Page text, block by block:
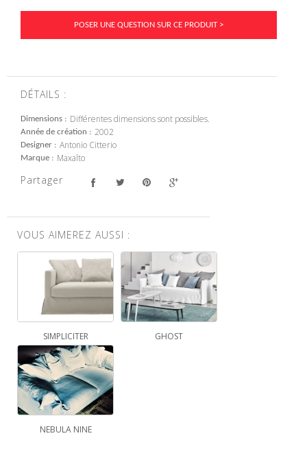
POSER UNE QUESTION SUR CE PRODUIT >
DÉTAILS :
Dimensions Différentes dimensions sont possibles.
Année de création 2002
Designer Antonio Citterio
Marque Maxalto
Partager
VOUS AIMEREZ AUSSI :
SIMPLICITER GHOST
NEBULA NINE